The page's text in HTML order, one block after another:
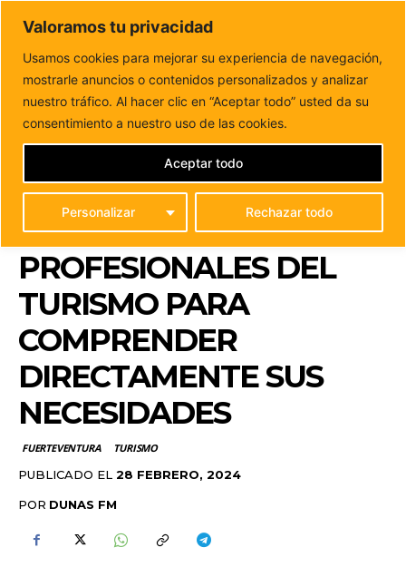
Valoramos tu privacidad
Usamos cookies para mejorar su experiencia de navegación,
mostrarle anuncios o contenidos personalizados y analizar
nuestro tráfico. Al hacer clic en “Aceptar todo” usted da su
consentimiento a nuestro uso de las cookies.
Personalizar Rechazar todo
Aceptar todo
DUNAS FM
Tu informacion de forma cercana
Inicio FUERTEVENTURA
El Ayuntamiento de La Oliva
establece un diálogo continuo con los profesionales...
EL AYUNTAMIENTO DE
LA OLIVA ESTABLECE UN
DIÁLOGO CONTINUO
CON LOS
PROFESIONALES DEL
TURISMO PARA
COMPRENDER
DIRECTAMENTE SUS
NECESIDADES
FUERTEVENTURA TURISMO
PUBLICADO EL 28 FEBRERO, 2024
POR DUNAS FM